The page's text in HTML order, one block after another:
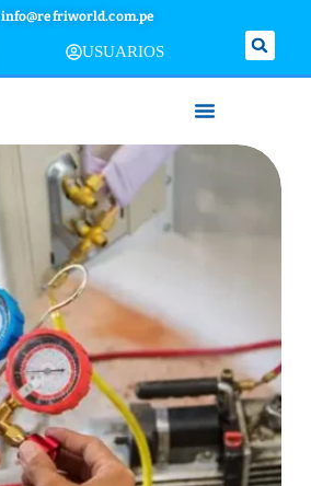
info@refriworld.com.pe
USUARIOS